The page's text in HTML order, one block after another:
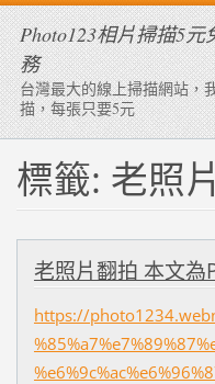
Photo123相片掃描5
務
台灣最大的線上掃描網站，
描，每張只要5元
標籤: 老照
老照片翻拍 本文
https://